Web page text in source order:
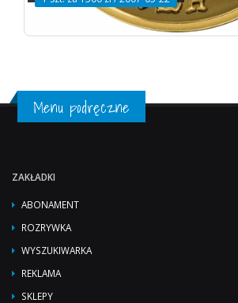
Menu podręczne
ZAKŁADKI
ABONAMENT
ROZRYWKA
WYSZUKIWARKA
REKLAMA
SKLEPY